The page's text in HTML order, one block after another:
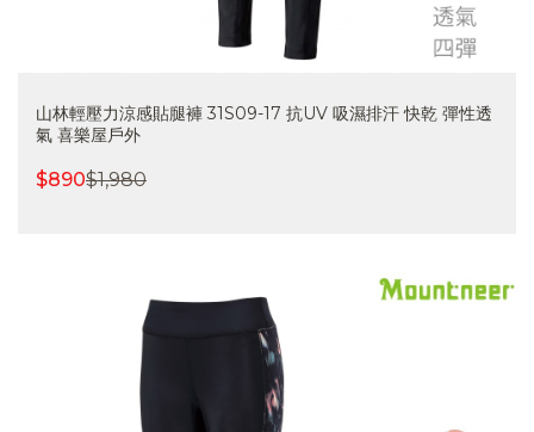
山林輕壓力涼感貼腿褲 31S09-17 抗UV 吸濕排汗 快乾 彈性透
氣 喜樂屋戶外
$890$1,980